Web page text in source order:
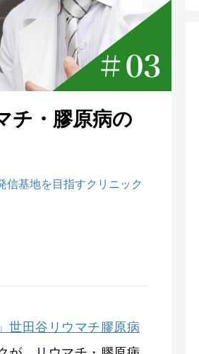
チ・膠原病の
信基地を目指すクリニック
世田谷リウマチ膠原病